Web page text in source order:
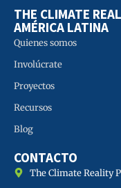
THE CLIMATE
AMÉRICA LATINA
Quienes somos
Involúcrate
Proyectos
Recursos
Blog
CONTACTO
The Climate Reality